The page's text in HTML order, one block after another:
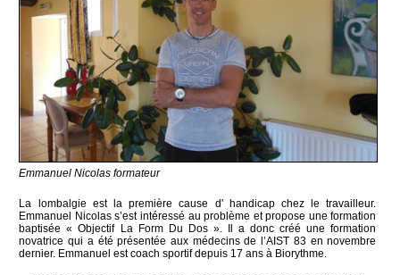
Emmanuel Nicolas formateur
La lombalgie est la première cause d' handicap chez le travailleur.
Emmanuel Nicolas s’est intéressé au problème et propose une formation
baptisée « Objectif La Form Du Dos ». Il a donc créé une formation
novatrice qui a été présentée aux médecins de l’AIST 83 en novembre
dernier. Emmanuel est coach sportif depuis 17 ans à Biorythme.